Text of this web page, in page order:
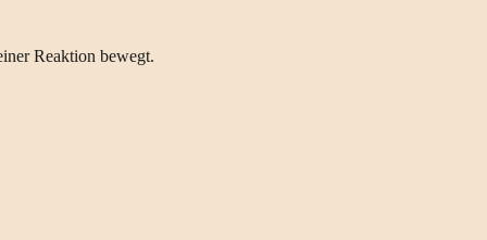
Reaktion bewegt.